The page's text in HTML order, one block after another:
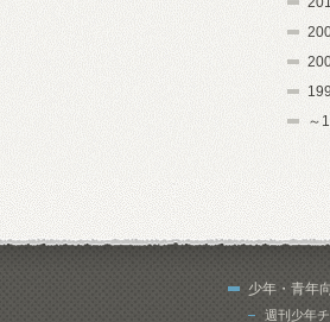
～
少年・青年
週刊少年